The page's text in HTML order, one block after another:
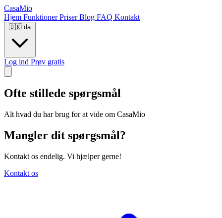
CasaMio
Hjem FunktionerPriserBlog FAQ Kontakt
🇩🇰 da
Log ind Prøv gratis
Ofte stillede spørgsmål
Alt hvad du har brug for at vide om CasaMio
Mangler dit spørgsmål?
Kontakt os endelig. Vi hjælper gerne!
Kontakt os